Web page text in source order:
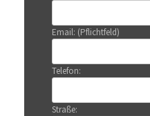
Email: (Pflichtfeld)
Telefon:
Straße: